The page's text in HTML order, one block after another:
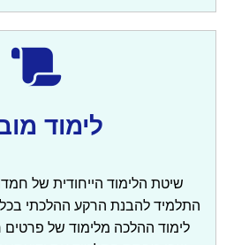
לימוד
שיטת הלימוד הייחודית של
התלמיד להבנת הרקע ההלכתי בכל
לימוד ההלכה מלימוד של פרטים